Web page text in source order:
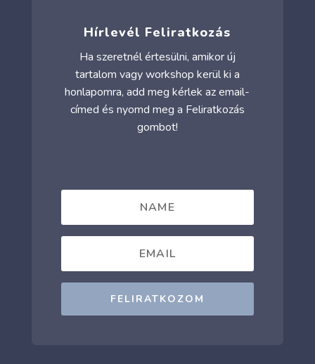
Hírlevél Feliratkozás
Ha szeretnél értesülni, amikor új
tartalom vagy workshop kerül ki a
honlapomra, add meg kérlek az email-
címed és nyomd meg a Feliratkozás
gombot!
FELIRATKOZOM